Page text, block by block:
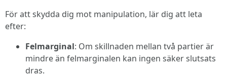
För att skydda dig mot manipulation, lär dig att leta
efter:
Felmarginal: Om skillnaden mellan två partier är
mindre än felmarginalen kan ingen säker slutsats
dras.